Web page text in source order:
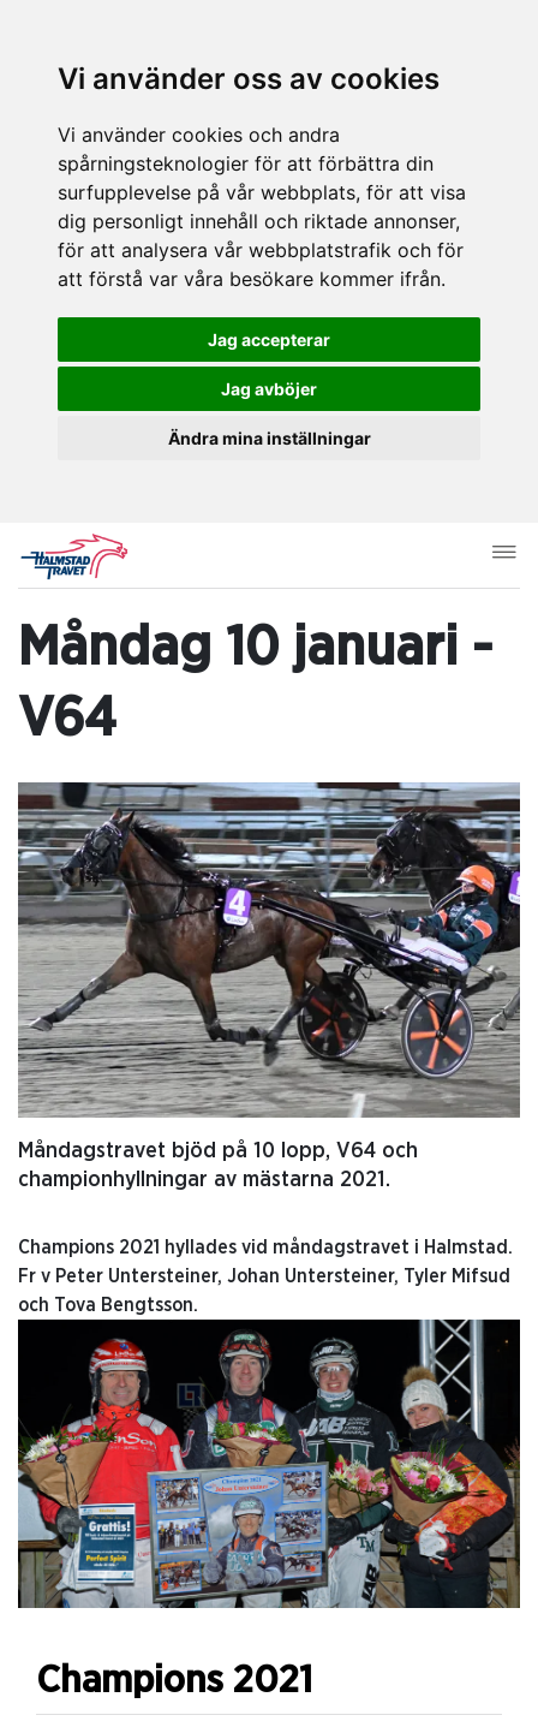
Vi använder oss av cookies
Vi använder cookies och andra
spårningsteknologier för att förbättra din
surfupplevelse på vår webbplats, för att visa
dig personligt innehåll och riktade annonser,
för att analysera vår webbplatstrafik och för
att förstå var våra besökare kommer ifrån.
Jag accepterar
Jag avböjer
Ändra mina inställningar
Måndag 10 januari -
V64
Måndagstravet bjöd på 10 lopp, V64 och
championhyllningar av mästarna 2021.
Champions 2021 hyllades vid måndagstravet i Halmstad.
Fr v Peter Untersteiner, Johan Untersteiner, Tyler Mifsud
och Tova Bengtsson.
Champions 2021